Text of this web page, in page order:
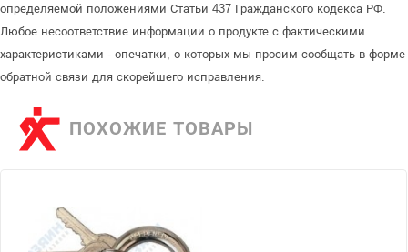
определяемой положениями Статьи 437 Гражданского кодекса РФ.
Любое несоответствие информации о продукте с фактическими
характеристиками - опечатки, о которых мы просим сообщать в форме
обратной связи для скорейшего исправления.
ПОХОЖИЕ ТОВАРЫ